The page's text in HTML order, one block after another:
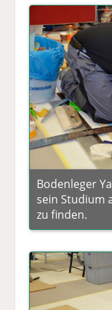
Bodenleger
sein Studium
zu finden.